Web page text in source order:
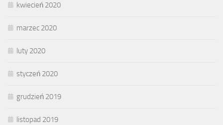
kwiecień 2020
marzec 2020
luty 2020
styczeń 2020
grudzień 2019
listopad 2019